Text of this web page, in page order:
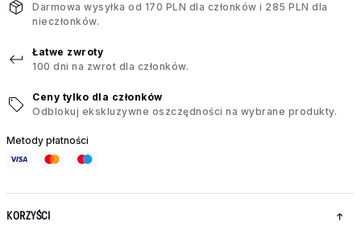
Darmowa wysyłka od 170 PLN dla członków i 285 PLN dla
nieczłonków.
Łatwe zwroty
100 dni na zwrot dla członków.
Ceny tylko dla członków
Odblokuj ekskluzywne oszczędności na wybrane produkty.
Metody płatności
KORZYŚCI